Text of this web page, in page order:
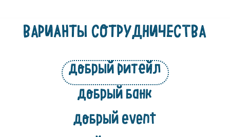
ВАРИАНТЫ СОТРУДНИЧЕСТВА
добрый ритейл
добрый банк
добрый event